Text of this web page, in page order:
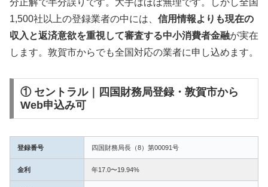
分正解で半分誤りです。大手はほぼ無理です。しかし全国
1,500社以上の登録業者の中には、 信用情報よりも現在の
収入と返済意欲を重視して審査する中小消費者金融が実在
します。敦賀市からでも全国対応の業者に申し込めます。
① セントラル｜四国財務局登録・敦賀市から
Web申込み可
登録番号 四国財務局長（8）第00091号
金利 年17.0〜19.94%